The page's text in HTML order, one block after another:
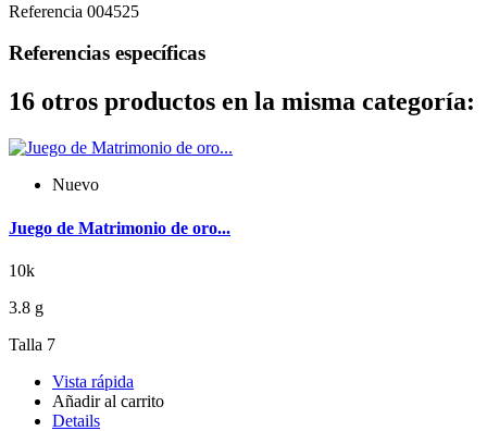
Referencia 004525
Referencias específicas
16 otros productos en la misma categoría:
Nuevo
Juego de Matrimonio de oro...
10k
3.8 g
Talla 7
Vista rápida
Añadir al carrito
Details